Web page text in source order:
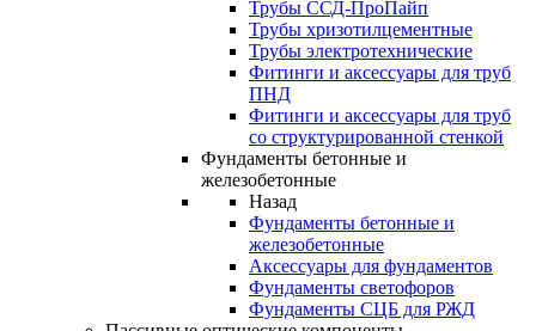
Трубы ССД-ПроПайп
Трубы хризотилцементные
Трубы электротехнические
Фитинги и аксессуары для труб
ПНД
Фитинги и аксессуары для труб
со структурированной стенкой
Фундаменты бетонные и
железобетонные
Назад
Фундаменты бетонные и
железобетонные
Аксессуары для фундаментов
Фундаменты светофоров
Фундаменты СЦБ для РЖД